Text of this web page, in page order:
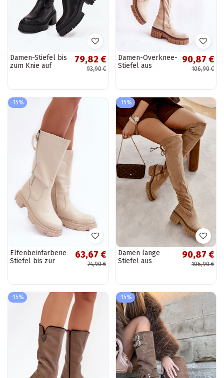
Damen-Stiefel bis
zum Knie auf
Hineinschlüpfen,...
79,82 €
93,90 €
Damen-Overknee-
Stiefel aus
Farbe Cheera
90,87 €
106,90 €
-15%
Elfenbeinfarbene
Stiefel bis zur
63,67 €
74,90 €
-15%
Damen lange
Stiefel aus
90,87 €
106,90 €
-15% -15%